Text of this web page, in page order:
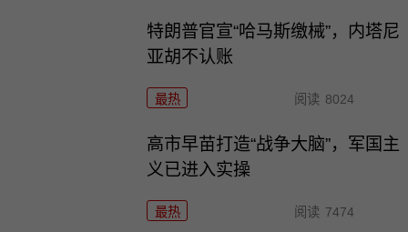
特朗普官宣“哈马斯缴械”，内塔尼
亚胡不认账
最热 阅读 8024
高市早苗打造“战争大脑”，军国主
义已进入实操
最热 阅读 7474